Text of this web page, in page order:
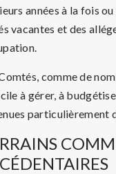
années à la fois
vacantes et des
comme de
à gérer, à
particulièrement